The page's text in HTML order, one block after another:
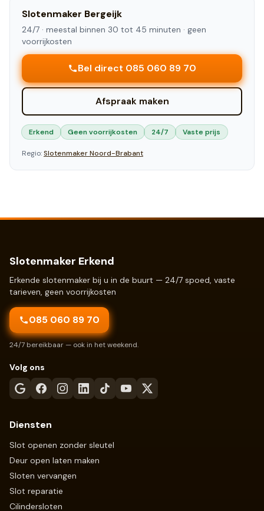
Slotenmaker Bergeijk
24/7 · meestal binnen 30 tot 45 minuten · geen
voorrijkosten
Bel direct 085 060 89 70
Afspraak maken
Erkend Geen voorrijkosten 24/7 Vaste prijs
Regio:SlotenmakerNoord-Brabant
Slotenmaker Erkend
Erkende slotenmaker bij u in de buurt — 24/7 spoed, vaste
tarieven, geen voorrijkosten
085 060 89 70
24/7 bereikbaar — ook in het weekend.
Volg ons
Diensten
Slot openen zonder sleutel
Deur open laten maken
Sloten vervangen
Slot reparatie
Cilindersloten